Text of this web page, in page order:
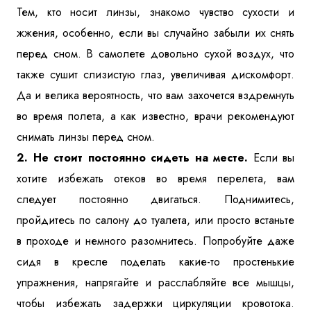
Тем, кто носит линзы, знакомо чувство сухости и
жжения, особенно, если вы случайно забыли их снять
перед сном. В самолете довольно сухой воздух, что
также сушит слизистую глаз, увеличивая дискомфорт.
Да и велика вероятность, что вам захочется вздремнуть
во время полета, а как известно, врачи рекомендуют
снимать линзы перед сном.
2. Не стоит постоянно сидеть на месте. Если вы
хотите избежать отеков во время перелета, вам
следует постоянно двигаться. Поднимитесь,
пройдитесь по салону до туалета, или просто встаньте
в проходе и немного разомнитесь. Попробуйте даже
сидя в кресле поделать какие-то простенькие
упражнения, напрягайте и расслабляйте все мышцы,
чтобы избежать задержки циркуляции кровотока.